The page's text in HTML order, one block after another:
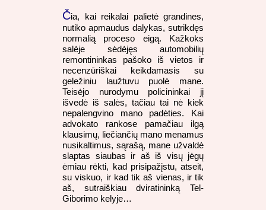
Čia, kai reikalai palietė grandines,
nutiko apmaudus dalykas, sutrikdęs
normalią proceso eigą. Kažkoks
salėje sėdėjęs automobilių
remontininkas pašoko iš vietos ir
necenzūriškai keikdamasis su
geležiniu laužtuvu puolė mane.
Teisėjo nurodymu policininkai jį
išvedė iš salės, tačiau tai nė kiek
nepalengvino mano padėties. Kai
advokato rankose pamačiau ilgą
klausimų, liečiančių mano menamus
nusikaltimus, sąrašą, mane užvaldė
slaptas siaubas ir aš iš visų jėgų
ėmiau rėkti, kad prisipažįstu, atseit,
su viskuo, ir kad tik aš vienas, ir tik
aš, sutraiškiau dviratininką Tel-
Giborimo kelyje…